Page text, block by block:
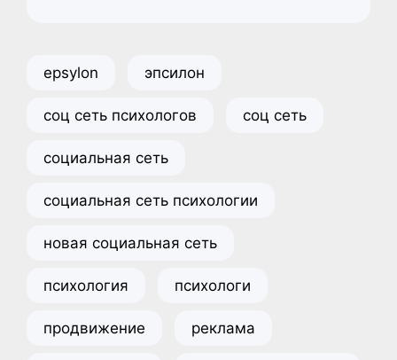
epsylon эпсилон
соц сеть психологов соц сеть
социальная сеть
социальная сеть психологии
новая социальная сеть
психология психологи
продвижение реклама